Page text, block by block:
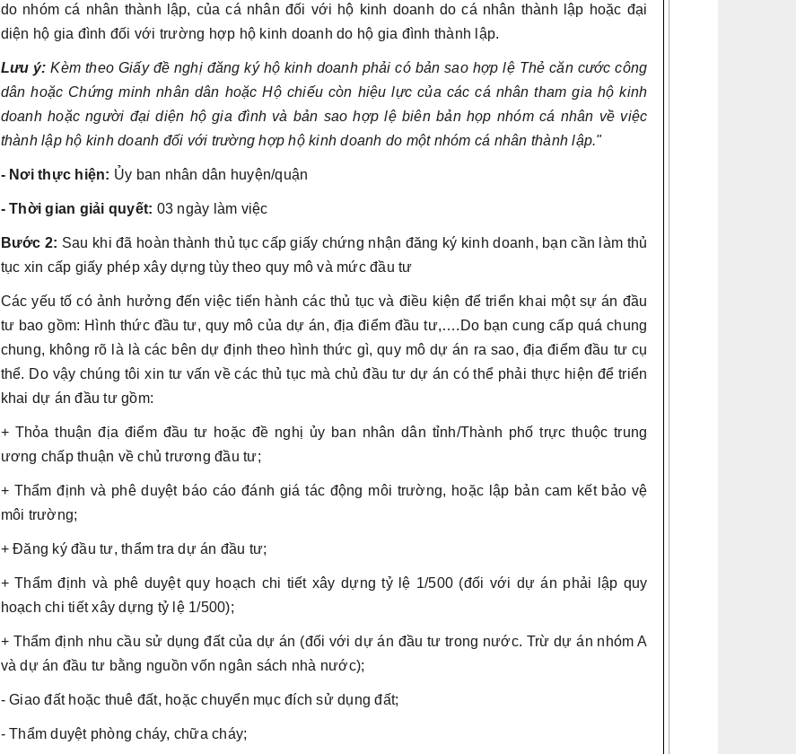
do nhóm cá nhân thành lập, của cá nhân đối với hộ kinh doanh do cá nhân thành lập hoặc đại
diện hộ gia đình đối với trường hợp hộ kinh doanh do hộ gia đình thành lập.
Lưu ý: Kèm theo Giấy đề nghị đăng ký hộ kinh doanh phải có bản sao hợp lệ Thẻ căn cước công
dân hoặc Chứng minh nhân dân hoặc Hộ chiếu còn hiệu lực của các cá nhân tham gia hộ kinh
doanh hoặc người đại diện hộ gia đình và bản sao hợp lệ biên bản họp nhóm cá nhân về việc
thành lập hộ kinh doanh đối với trường hợp hộ kinh doanh do một nhóm cá nhân thành lập."
- Nơi thực hiện: Ủy ban nhân dân huyện/quận
- Thời gian giải quyết: 03 ngày làm việc
Bước 2: Sau khi đã hoàn thành thủ tục cấp giấy chứng nhận đăng ký kinh doanh, bạn cần làm thủ
tục xin cấp giấy phép xây dựng tùy theo quy mô và mức đầu tư
Các yếu tố có ảnh hưởng đến việc tiến hành các thủ tục và điều kiện để triển khai một sự án đầu
tư bao gồm: Hình thức đầu tư, quy mô của dự án, địa điểm đầu tư,….Do bạn cung cấp quá chung
chung, không rõ là là các bên dự định theo hình thức gì, quy mô dự án ra sao, địa điểm đầu tư cụ
thể. Do vậy chúng tôi xin tư vấn về các thủ tục mà chủ đầu tư dự án có thể phải thực hiện để triển
khai dự án đầu tư gồm:
+ Thỏa thuận địa điểm đầu tư hoặc đề nghị ủy ban nhân dân tỉnh/Thành phố trực thuộc trung
ương chấp thuận về chủ trương đầu tư;
+ Thẩm định và phê duyệt báo cáo đánh giá tác động môi trường, hoặc lập bản cam kết bảo vệ
môi trường;
+ Đăng ký đầu tư, thẩm tra dự án đầu tư;
+ Thẩm định và phê duyệt quy hoạch chi tiết xây dựng tỷ lệ 1/500 (đối với dự án phải lập quy
hoạch chi tiết xây dựng tỷ lệ 1/500);
+ Thẩm định nhu cầu sử dụng đất của dự án (đối với dự án đầu tư trong nước. Trừ dự án nhóm A
và dự án đầu tư bằng nguồn vốn ngân sách nhà nước);
- Giao đất hoặc thuê đất, hoặc chuyển mục đích sử dụng đất;
- Thẩm duyệt phòng cháy, chữa cháy;